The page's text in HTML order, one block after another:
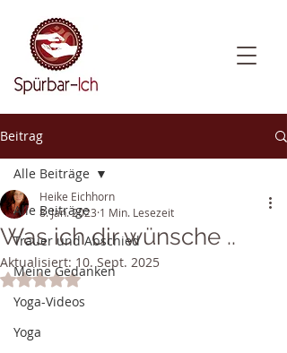
Beitrag
Alle Beiträge
Trauer und Abschied
Meine Gedanken
Yoga-Videos
Yoga
Alle Beiträge
Was ich dir wünsche ..
Heike Eichhorn
8. Jan. 2023 1 Min. Lesezeit
Aktualisiert: 10. Sept. 2025
Mit NaN von 5 Sternen bewertet.